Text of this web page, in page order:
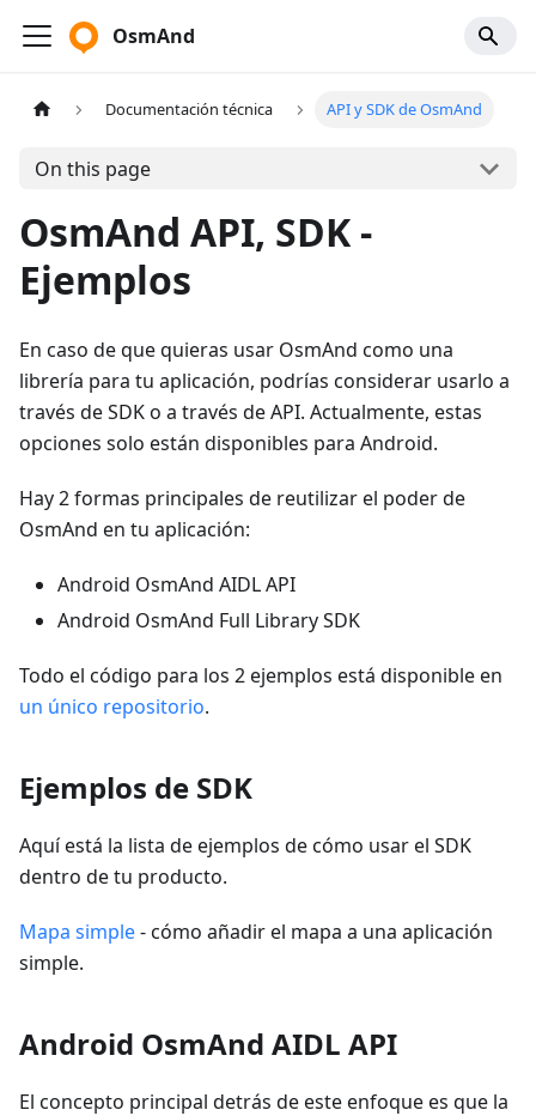
OsmAnd
Documentación técnica API y SDK de OsmAnd
On this page
OsmAnd API, SDK -
Ejemplos
En caso de que quieras usar OsmAnd como una
librería para tu aplicación, podrías considerar usarlo a
través de SDK o a través de API. Actualmente, estas
opciones solo están disponibles para Android.
Hay 2 formas principales de reutilizar el poder de
OsmAnd en tu aplicación:
Android OsmAnd AIDL API
Android OsmAnd Full Library SDK
Todo el código para los 2 ejemplos está disponible en
un único repositorio.
Ejemplos de SDK
Aquí está la lista de ejemplos de cómo usar el SDK
dentro de tu producto.
Mapa simple- cómo añadir el mapa a una aplicación
simple.
Android OsmAnd AIDL API
El concepto principal detrás de este enfoque es que la